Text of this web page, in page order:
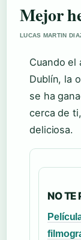
Mejor
LUCAS MARTIN
Cuando el
Dublín, la
se ha
cerca de
deliciosa.
NO TE